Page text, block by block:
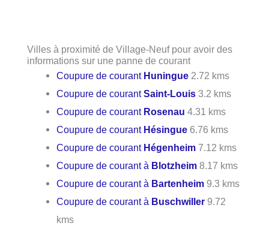
Villes à proximité de Village-Neuf pour avoir des
informations sur une panne de courant
Coupure de courant Huningue 2.72 kms
Coupure de courantSaint-Louis 3.2 kms
Coupure de courant Rosenau 4.31 kms
Coupure de courant Hésingue 6.76 kms
Coupure de courant Hégenheim 7.12 kms
Coupure de courant à Blotzheim 8.17 kms
Coupure de courant à Bartenheim 9.3 kms
Coupure de courant à Buschwiller 9.72
kms